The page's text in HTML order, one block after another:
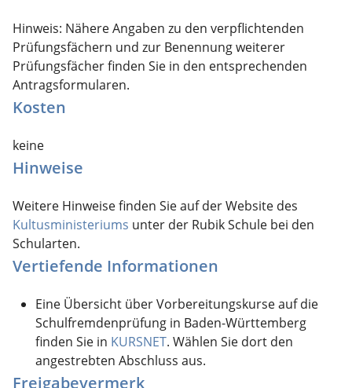
Hinweis: Nähere Angaben zu den verpflichtenden
Prüfungsfächern und zur Benennung weiterer
Prüfungsfächer finden Sie in den entsprechenden
Antragsformularen.
Kosten
keine
Hinweise
Weitere Hinweise finden Sie auf der Website des
Kultusministeriums unter der Rubik Schule bei den
Schularten.
Vertiefende Informationen
Eine Übersicht über Vorbereitungskurse auf die
Schulfremdenprüfung in Baden-Württemberg
finden Sie in KURSNET. Wählen Sie dort den
angestrebten Abschluss aus.
Freigabevermerk